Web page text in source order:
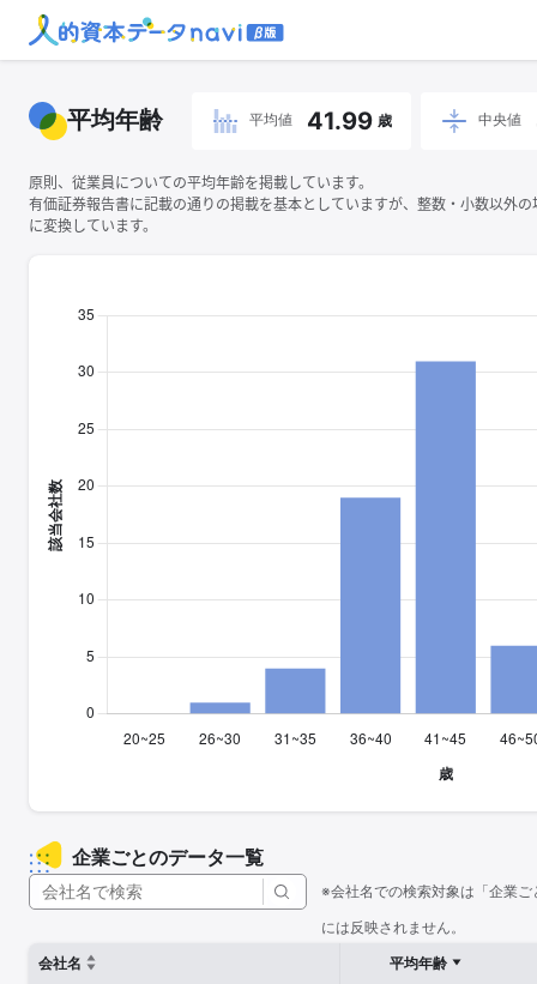
平均年齢 平均値 41.99 歳 中央値
原則、従業員についての平均年齢を掲載しています。
有価証券報告書に記載の通りの掲載を基本としていますが、整数・小数以外
に変換しています。
企業ごとのデータ一覧
※会社名での検索対象は「企業
には反映されません。
会社名
平均年齢